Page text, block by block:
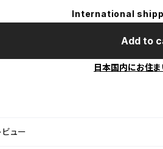
International
Add to
日本国内にお住
ビュー